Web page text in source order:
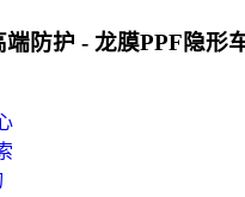
端防护 - 龙膜PPF隐形